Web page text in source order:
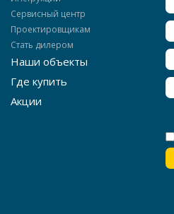
Сервисный центр
Проектировщикам
Стать дилером
Наши объекты
Где купить
Акции